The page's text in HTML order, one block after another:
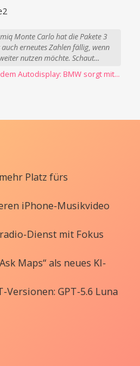
Monte Carlo hat die Pakete 3
auch erneutes Zahlen fällig, wenn
nutzen möchte. Schaut...
→ Werbung auf dem Autodisplay: BMW sorgt mit Spider-Man-Werbung für scharfe Kritik
Platz fürs
iPhone-Musikvideo
Dienst mit Fokus
Maps“ als neues KI-
GPT-5.6 Luna